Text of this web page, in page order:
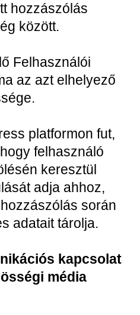
hozzászólás
között.
Felhasználói
az azt elhelyező
platformon fut,
felhasználó
keresztül
adja ahhoz,
során
adatait tárolja.
kapcsolat
média